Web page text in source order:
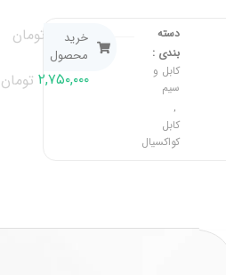
دسته
بندی :
کابل و
سیم
,
کابل
کواکسیال
۲,۷۵۰,۰۰۰ تومان
–
۴۷۰,۰۰۰ تومان
خرید
محصول